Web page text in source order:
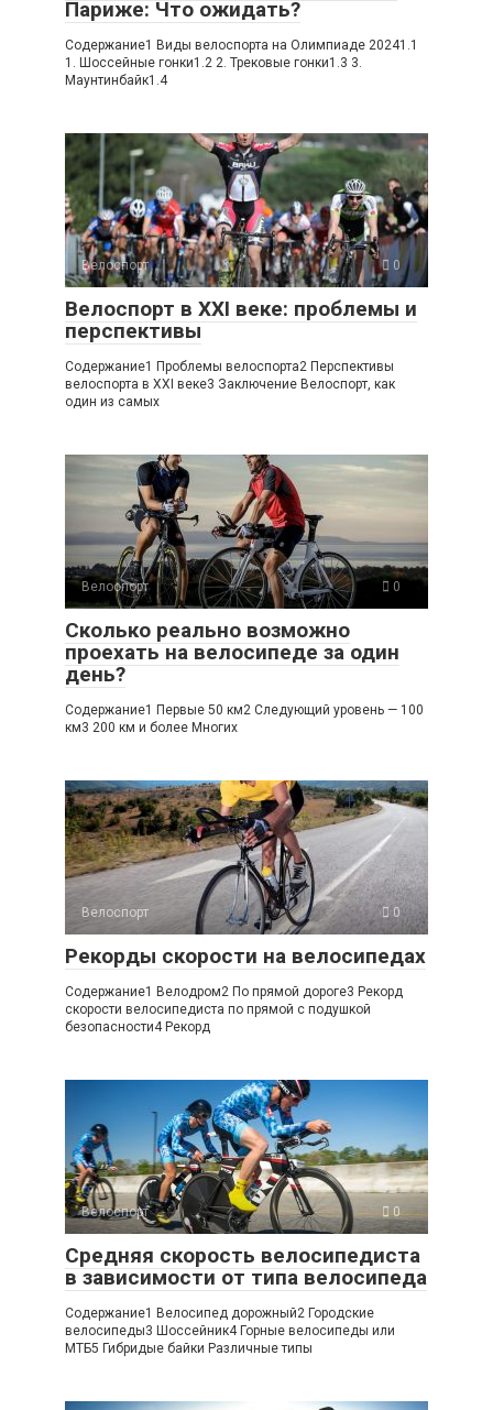
Париже: Что ожидать?
Содержание1 Виды велоспорта на Олимпиаде 20241.1
1. Шоссейные гонки1.2 2. Трековые гонки1.3 3.
Маунтинбайк1.4
Велоспорт 0
Велоспорт в XXI веке: проблемы и
перспективы
Содержание1 Проблемы велоспорта2 Перспективы
велоспорта в XXI веке3 Заключение Велоспорт, как
один из самых
Велоспорт 0
Сколько реально возможно
проехать на велосипеде за один
день?
Содержание1 Первые 50 км2 Следующий уровень — 100
км3 200 км и более Многих
Велоспорт 0
Рекорды скорости на велосипедах
Содержание1 Велодром2 По прямой дороге3 Рекорд
скорости велосипедиста по прямой с подушкой
безопасности4 Рекорд
Велоспорт 0
Средняя скорость велосипедиста
в зависимости от типа велосипеда
Содержание1 Велосипед дорожный2 Городские
велосипеды3 Шоссейник4 Горные велосипеды или
МТБ5 Гибридые байки Различные типы